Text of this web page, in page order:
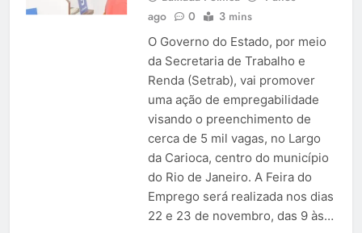
ago
0 3 mins
O Governo do Estado, por meio
da Secretaria de Trabalho e
Renda (Setrab), vai promover
uma ação de empregabilidade
visando o preenchimento de
cerca de 5 mil vagas, no Largo
da Carioca, centro do município
do Rio de Janeiro. A Feira do
Emprego será realizada nos dias
22 e 23 de novembro, das 9 às…